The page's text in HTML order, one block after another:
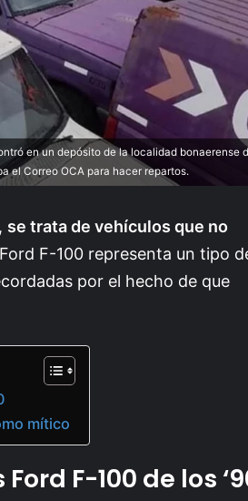
en un depósito de la localidad bonaerense
el Correo OCA para hacer repartos.
se trata de vehículos que no
F-100 representa un tipo
por el hecho de que
mítico
F-100 de los